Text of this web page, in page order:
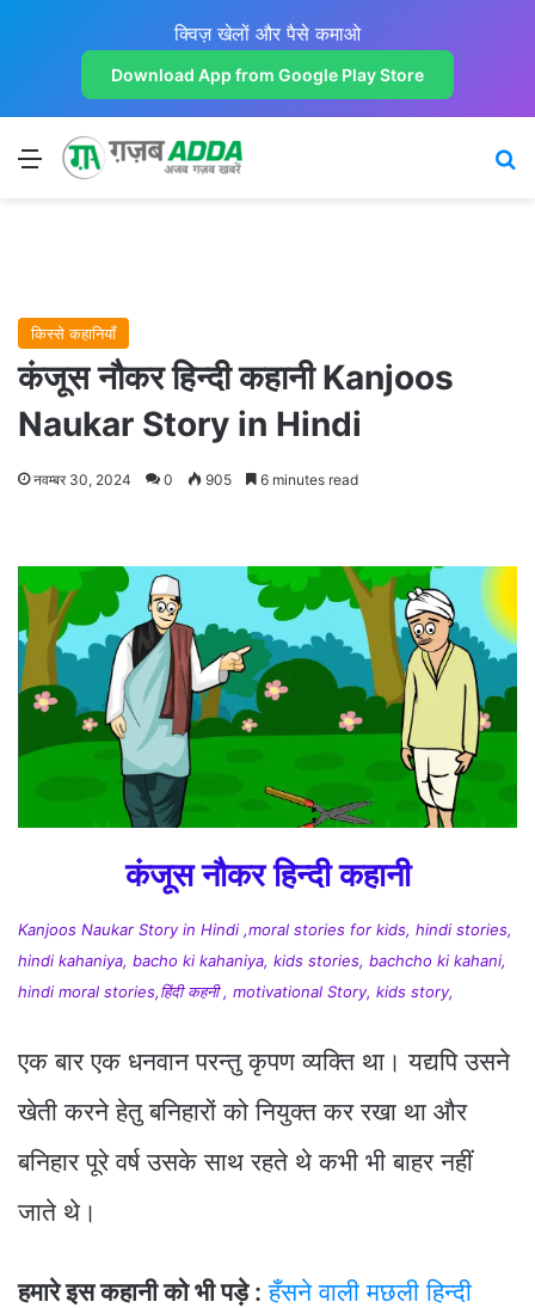
क्विज़ खेलों और पैसे कमाओ
Download App from Google Play Store
Menu
किस्से कहानियाँ
कंजूस नौकर हिन्दी कहानी Kanjoos
Naukar Story in Hindi
नवम्बर 30, 2024 0 905 6 minutes read
कंजूस नौकर हिन्दी कहानी
Kanjoos Naukar Story in Hindi ,moral stories for kids, hindi stories,
hindi kahaniya, bacho ki kahaniya, kids stories, bachcho ki kahani,
hindi moral stories,हिंदी कहनी , motivational Story, kids story,
एक बार एक धनवान परन्तु कृपण व्यक्ति था। यद्यपि उसने
खेती करने हेतु बनिहारों को नियुक्त कर रखा था और
बनिहार पूरे वर्ष उसके साथ रहते थे कभी भी बाहर नहीं
जाते थे।
हमारे इस कहानी को भी पड़े : हँसने वाली मछली हिन्दी